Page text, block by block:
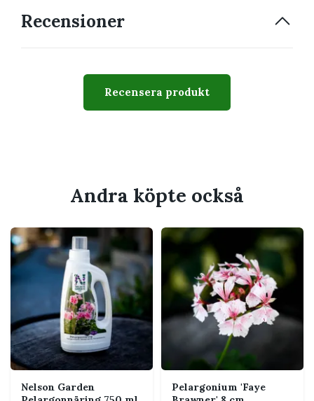
Doftpelargon
Bör hållas utom räckhåll för
växter
Passar perfekt för
Mycket ljust eller soligt läge
Solig fönsterbräda, balkong eller uteplats
där bladen kan beröras
Dig som uppskattar aromatiska blad och
samlarvärde
Regelbunden näring under vår och
Recensioner
Recensera produkt
Andra köpte också
Nelson Garden
Pelargonium 'Faye